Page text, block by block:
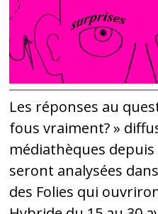
Les réponses au
fous vraiment? »
médiathèques
seront analysées
des Folies qui